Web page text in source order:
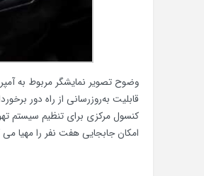
وضوح تصویر نمایشگر مربوط به
قابلیت به‌روزرسانی از راه دور
امکان جابجایی هفت نفر را مهیا می